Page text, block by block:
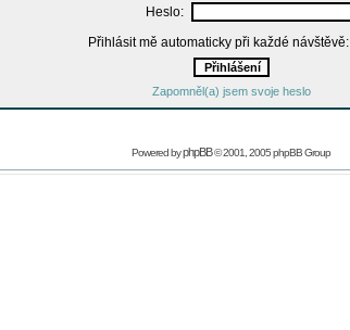
Heslo:
Přihlásit mě automaticky při každé návštěvě:
Zapomněl(a) jsem svoje heslo
Powered byphpBB© 2001, 2005 phpBB Group